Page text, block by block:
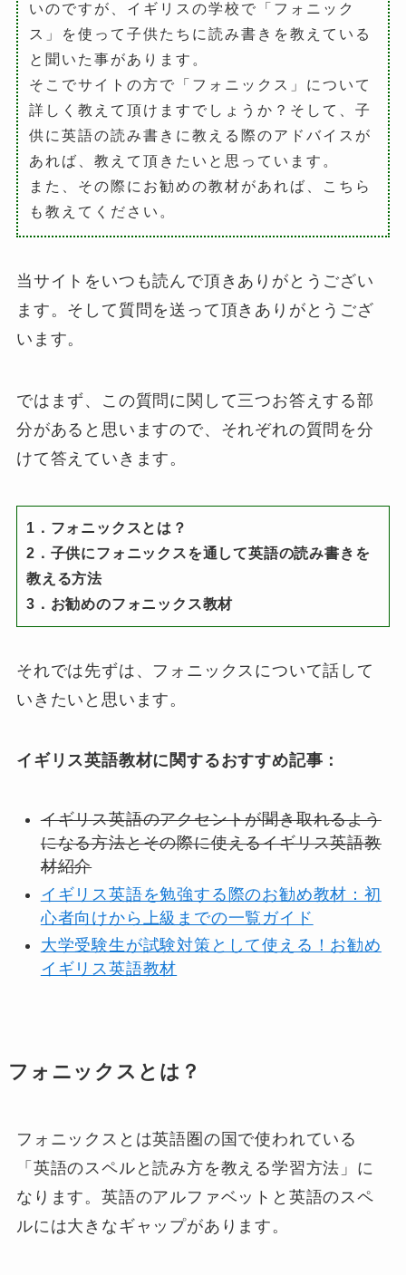
いのですが、イギリスの学校で「フォニック
ス」を使って子供たちに読み書きを教えている
と聞いた事があります。
そこでサイトの方で「フォニックス」について
詳しく教えて頂けますでしょうか？そして、子
供に英語の読み書きに教える際のアドバイスが
あれば、教えて頂きたいと思っています。
また、その際にお勧めの教材があれば、こちら
も教えてください。
当サイトをいつも読んで頂きありがとうござい
ます。そして質問を送って頂きありがとうござ
います。
ではまず、この質問に関して三つお答えする部
分があると思いますので、それぞれの質問を分
けて答えていきます。
1．フォニックスとは？
2．子供にフォニックスを通して英語の読み書きを
教える方法
3．お勧めのフォニックス教材
それでは先ずは、フォニックスについて話して
いきたいと思います。
イギリス英語教材に関するおすすめ記事：
イギリス英語のアクセントが聞き取れるよう
になる方法とその際に使えるイギリス英語教
材紹介
イギリス英語を勉強する際のお勧め教材：初
心者向けから上級までの一覧ガイド
大学受験生が試験対策として使える！お勧め
イギリス英語教材
フォニックスとは？
フォニックスとは英語圏の国で使われている
「英語のスペルと読み方を教える学習方法」に
なります。英語のアルファベットと英語のスペ
ルには大きなギャップがあります。